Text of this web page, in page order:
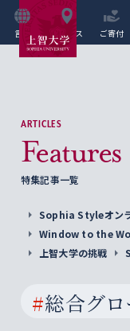
言語 アクセス ご寄付
ARTICLES
Features
特集記事一覧
Sophia Styleオン
Window to the
上智大学の挑戦
#総合グ